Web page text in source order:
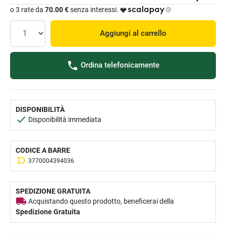
o 3 rate da 70.00 €senza interessi.
Aggiungi al carrello
Ordina telefonicamente
DISPONIBILITÀ
Disponibilità immediata
CODICE A BARRE
3770004394036
SPEDIZIONE GRATUITA
Acquistando questo prodotto, beneficerai della
Spedizione Gratuita